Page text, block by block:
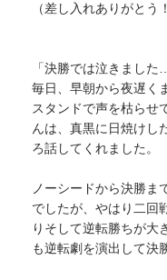
（差し入れありがとう
「決勝では泣きました
毎日、早朝から夜遅く
スタンドで声を枯らせ
んは、真黒に日焼けし
ろ話してくれました。
ノーシードから決勝ま
でしたが、やはり二回
りそして逆転勝ちが大
も逆転劇を演出して決